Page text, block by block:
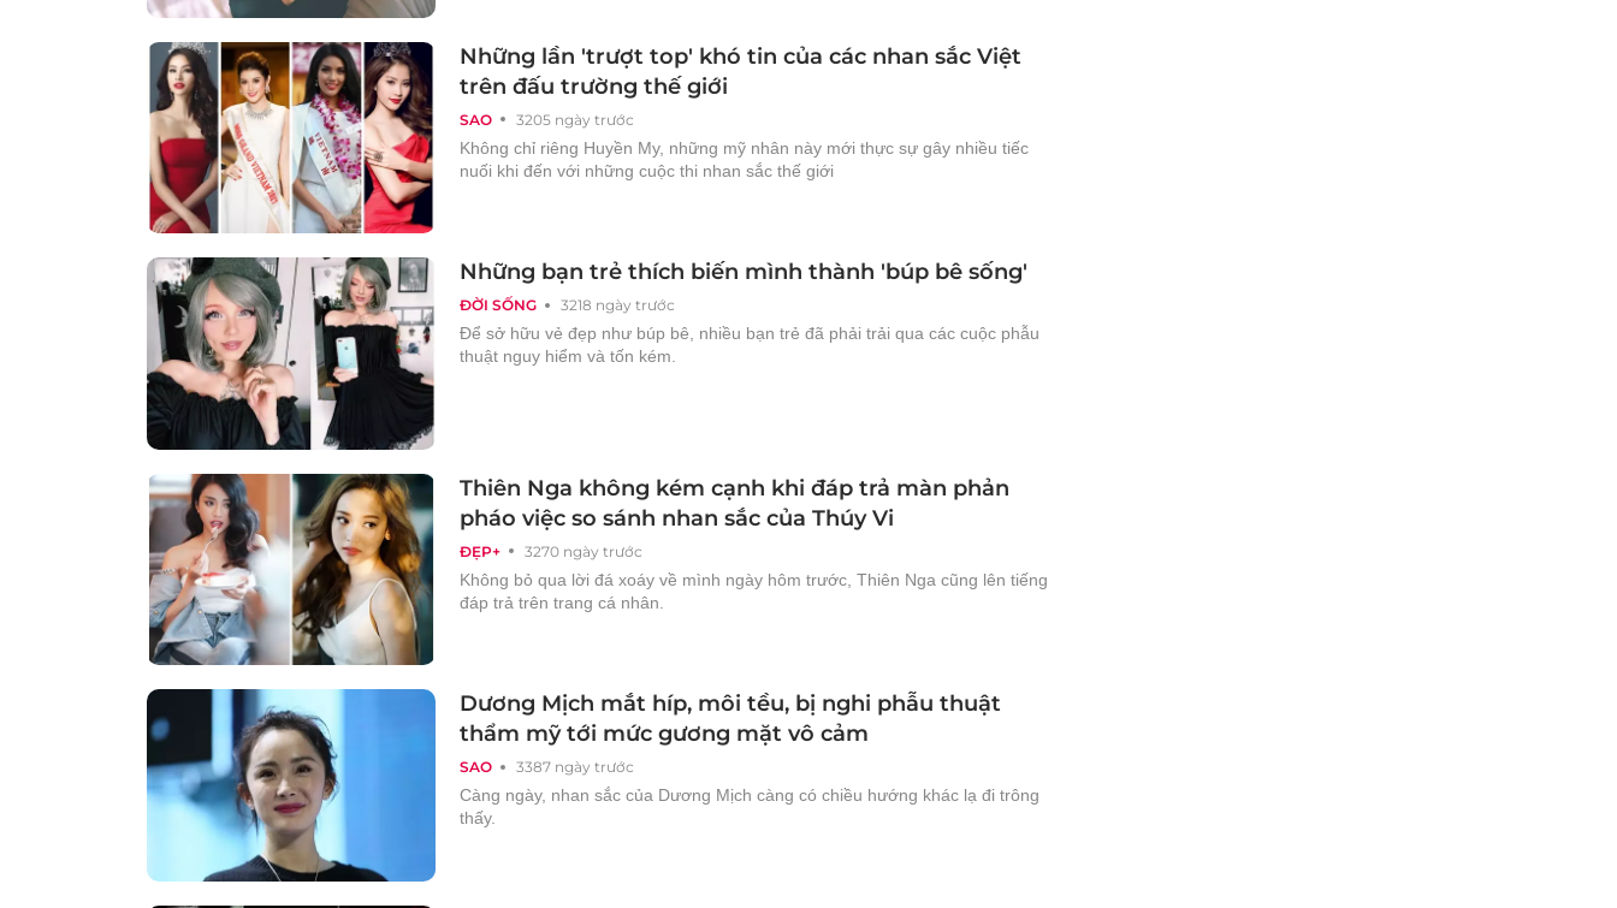
SAO 3205 ngày trước
Những lần 'trượt top' khó tin của các nhan sắc Việt
trên đấu trường thế giới
Không chỉ riêng Huyền My, những mỹ nhân này mới thực sự gây nhiều tiếc
nuối khi đến với những cuộc thi nhan sắc thế giới
ĐỜI SỐNG 3218 ngày trước
Những bạn trẻ thích biến mình thành 'búp bê sống'
Để sở hữu vẻ đẹp như búp bê, nhiều bạn trẻ đã phải trải qua các cuộc phẫu
thuật nguy hiểm và tốn kém.
ĐẸP+ 3270 ngày trước
Thiên Nga không kém cạnh khi đáp trả màn phản
pháo việc so sánh nhan sắc của Thúy Vi
Không bỏ qua lời đá xoáy về mình ngày hôm trước, Thiên Nga cũng lên tiếng
đáp trả trên trang cá nhân.
SAO 3387 ngày trước
Dương Mịch mắt híp, môi tều, bị nghi phẫu thuật
thẩm mỹ tới mức gương mặt vô cảm
Càng ngày, nhan sắc của Dương Mịch càng có chiều hướng khác lạ đi trông
thấy.